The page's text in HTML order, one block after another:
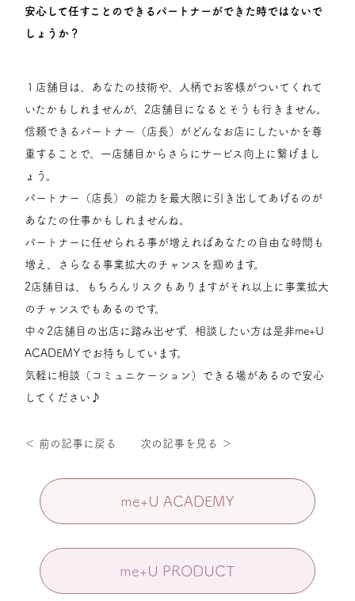
安心して任すことのできるパートナーができた時ではないで
しょうか？
１店舗目は、あなたの技術や、人柄でお客様がついてくれて
いたかもしれませんが、2店舗目になるとそうも行きません。
信頼できるパートナー（店長）がどんなお店にしたいかを尊
重することで、一店舗目からさらにサービス向上に繋げまし
ょう。
パートナー（店長）の能力を最大限に引き出してあげるのが
あなたの仕事かもしれませんね。
パートナーに任せられる事が増えればあなたの自由な時間も
増え、さらなる事業拡大のチャンスを掴めます。
2店舗目は、もちろんリスクもありますがそれ以上に事業拡大
のチャンスでもあるのです。
中々2店舗目の出店に踏み出せず、相談したい方は是非me+U
ACADEMYでお待ちしています。
気軽に相談（コミュニケーション）できる場があるので安心
してください♪
＜ 前の記事に戻る 次の記事を見る ＞
me+U ACADEMY
me+U PRODUCT